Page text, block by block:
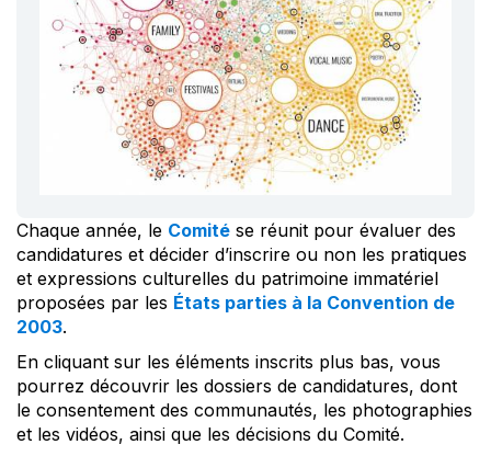
Chaque année, le Comité se réunit pour évaluer des
candidatures et décider d’inscrire ou non les pratiques
et expressions culturelles du patrimoine immatériel
proposées par les États parties à la Convention de
2003.
En cliquant sur les éléments inscrits plus bas, vous
pourrez découvrir les dossiers de candidatures, dont
le consentement des communautés, les photographies
et les vidéos, ainsi que les décisions du Comité.